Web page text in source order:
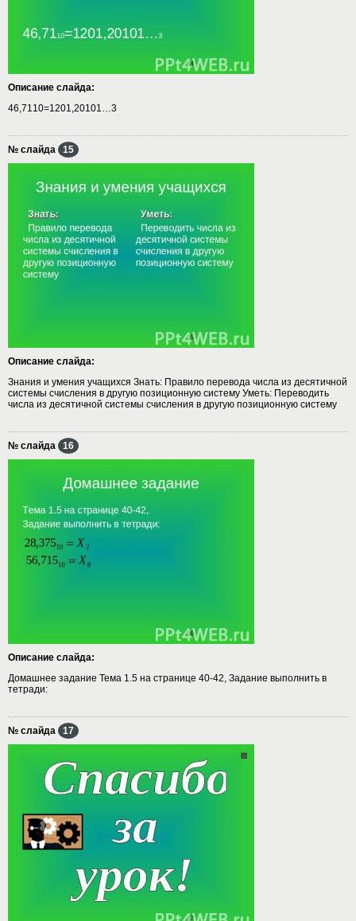
Описание слайда:
46,7110=1201,20101…3
№ слайда 15
Описание слайда:
Знания и умения учащихся Знать: Правило перевода числа из десятичной
системы счисления в другую позиционную систему Уметь: Переводить
числа из десятичной системы счисления в другую позиционную систему
№ слайда 16
Описание слайда:
Домашнее задание Тема 1.5 на странице 40-42, Задание выполнить в
тетради:
№ слайда 17